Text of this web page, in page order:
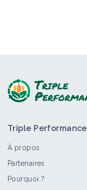
Triple Performance
À propos
Partenaires
Pourquoi ?